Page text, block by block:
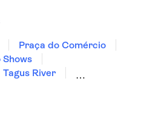
Praça do Comércio
Shows
Tagus River